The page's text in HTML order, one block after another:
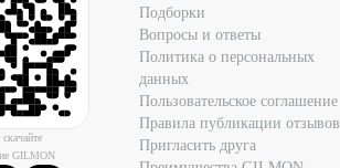
GILMON
Подборки
Вопросы и ответы
Политика о персональных
данных
Пользовательское соглашение
Правила публикации отзывов
Пригласить друга